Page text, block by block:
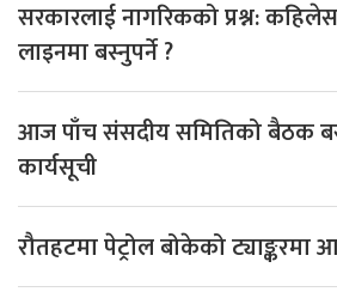
सरकारलाई नागरिकको प्रश्न:
लाइनमा बस्नुपर्ने ?
आज पाँच संसदीय समितिको बैठक
कार्यसूची
रौतहटमा पेट्रोल बोकेको ट्याङ्करमा